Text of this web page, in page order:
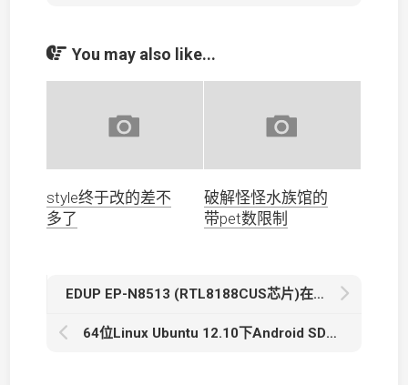
You may also like...
style终于改的差不
多了
破解怪怪水族馆的
带pet数限制
EDUP EP-N8513 (RTL8188CUS芯片)在Ubuntu 12.10下的wifi不能连接问题解决方法
64位Linux Ubuntu 12.10下Android SDK运行adb提示找不到libncurses.so.5的解决方法